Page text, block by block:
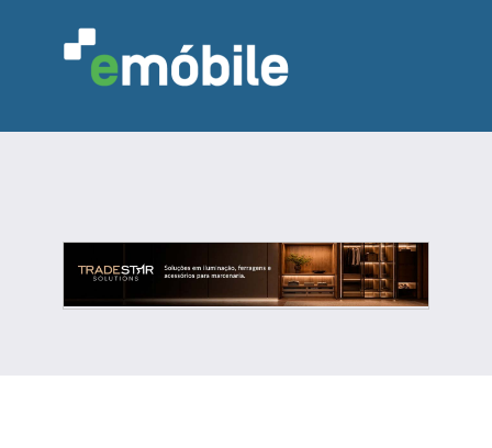
DESIGN & DECORAÇÃO
INDICADORES
FEIRAS NOTÍCIAS